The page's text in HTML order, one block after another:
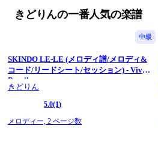
なども販売しています。
きどりんの一番人気の楽譜
中級
SKINDO LE-LE (メロディ譜/メロディ&
コード/リードシート/セッション) - Viva
Brasil
きどりん
5.0(1)
メロディー, 2 ページ数